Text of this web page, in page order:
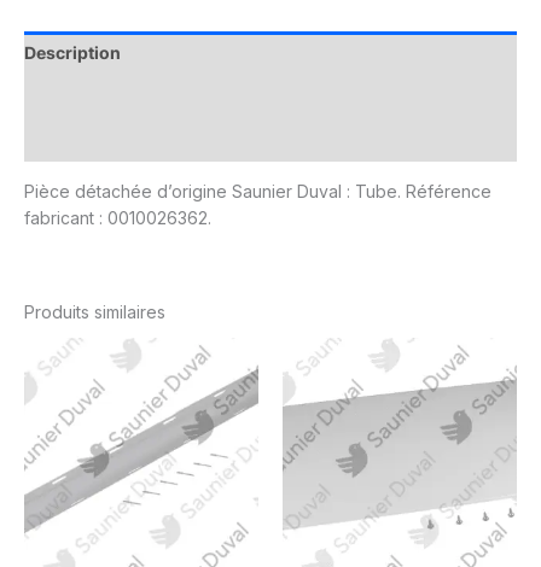
Description
Pièce détachée d’origine Saunier Duval : Tube. Référence
fabricant : 0010026362.
Produits similaires